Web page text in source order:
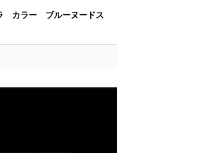
カラー ブルーヌードス